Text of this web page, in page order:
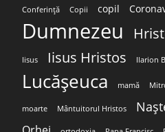
Conferință Copii copil
Dumnezeu
Iisus Iisus Hristos Ilarion
Lucășeuca mamă
moarte Mântuitorul Hristos